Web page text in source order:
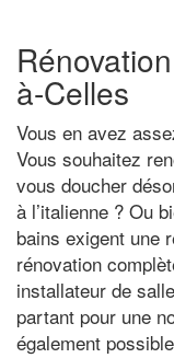
à-Celles
Vous en avez
Vous souhaitez
vous doucher
à l’italienne ? Ou
bains exigent une
rénovation
installateur de
partant pour une
également